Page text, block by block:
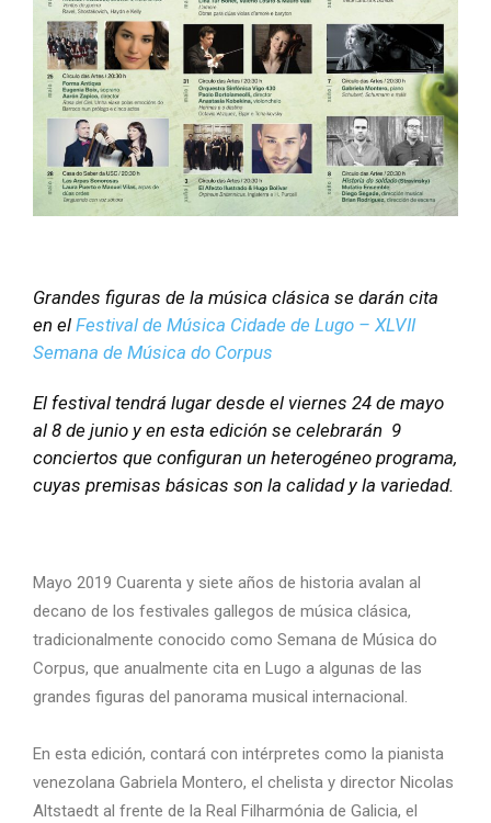
Grandes figuras de la música clásica se darán cita
en el Festival de Música Cidade de Lugo – XLVII
Semana de Música do Corpus
El festival tendrá lugar desde el viernes 24 de mayo
al 8 de junio y en esta edición se celebrarán 9
conciertos que configuran un heterogéneo programa,
cuyas premisas básicas son la calidad y la variedad.
Mayo 2019 Cuarenta y siete años de historia avalan al
decano de los festivales gallegos de música clásica,
tradicionalmente conocido como Semana de Música do
Corpus, que anualmente cita en Lugo a algunas de las
grandes figuras del panorama musical internacional.
En esta edición, contará con intérpretes como la pianista
venezolana Gabriela Montero, el chelista y director Nicolas
Altstaedt al frente de la Real Filharmónia de Galicia, el